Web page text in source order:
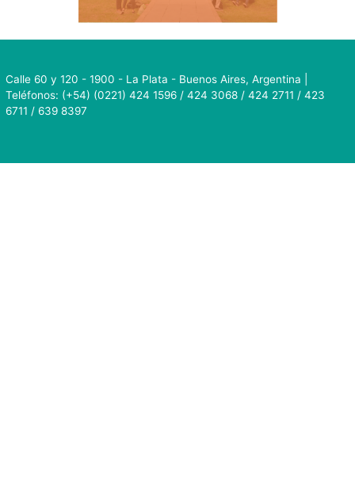
Calle 60 y 120 - 1900 - La Plata - Buenos Aires, Argentina |
Teléfonos: (+54) (0221) 424 1596 / 424 3068 / 424 2711 / 423
6711 / 639 8397